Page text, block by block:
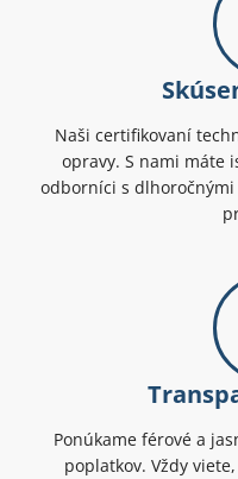
Naši certifikovaní
opravy. S nami máte
odborníci s
Ponúkame férové a
poplatkov. Vždy